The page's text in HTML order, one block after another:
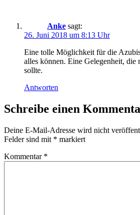
Anke sagt:
26. Juni 2018 um 8:13 Uhr
Eine tolle Möglichkeit für die
alles können. Eine Gelegenheit, die
sollte.
Antworten
Schreibe einen
Deine E-Mail-Adresse wird nicht
Felder sind mit * markiert
Kommentar *